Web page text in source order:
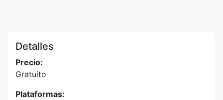
Detalles
Precio:
Gratuito
Plataformas: